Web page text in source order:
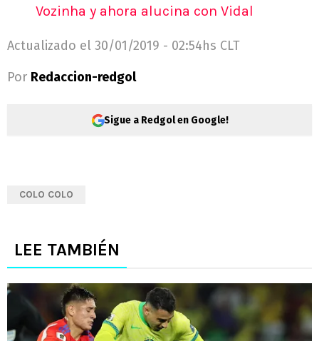
Vozinha y ahora alucina con Vidal
Actualizado el 30/01/2019 - 02:54hs CLT
Por Redaccion-redgol
Sigue a Redgol en Google!
COLO COLO
LEE TAMBIÉN